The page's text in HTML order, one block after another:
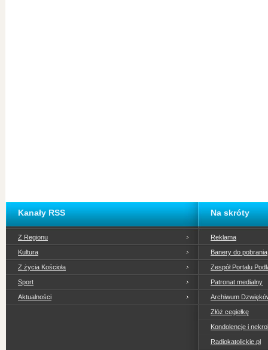
Kanały RSS
Z Regionu
Kultura
Z życia Kościoła
Sport
Aktualności
Na skróty
Reklama
Banery do pobrania
Zespół Portalu
Patronat medialny
Archiwum
Złóż cegiełkę
Kondolencje i
Radiokatolickie.pl